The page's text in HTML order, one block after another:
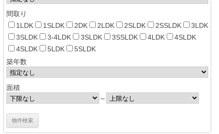
間取り
1LDK
1SLDK 2DK 2LDK 2SLDK 2SSLDK
3LDK
3SLDK
3-4LDK 3SLDK 3SSLDK 4LDK
4SLDK
4SLDK
5LDK
5SLDK
築年数
面積
～